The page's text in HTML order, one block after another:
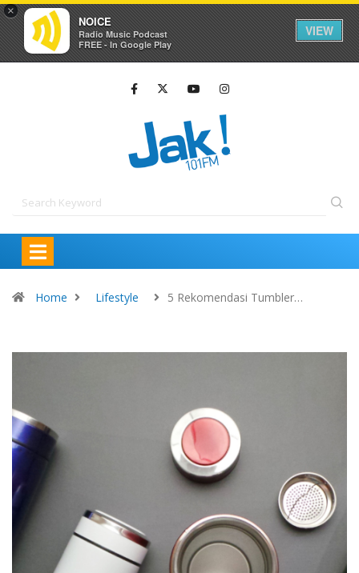
×
NOICE
Radio Music Podcast
FREE - In Google Play
VIEW
Home Lifestyle 5 Rekomendasi Tumbler…